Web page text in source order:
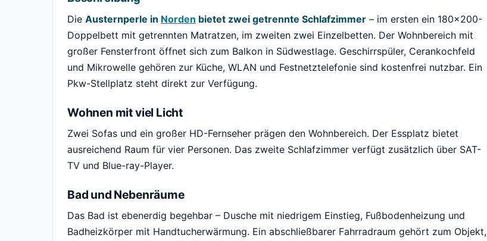
Die Austernperle in Norden bietet zwei getrennte Schlafzimmer – im ersten ein 180×200-
Doppelbett mit getrennten Matratzen, im zweiten zwei Einzelbetten. Der Wohnbereich mit
großer Fensterfront öffnet sich zum Balkon in Südwestlage. Geschirrspüler, Cerankochfeld
und Mikrowelle gehören zur Küche, WLAN und Festnetztelefonie sind kostenfrei nutzbar. Ein
Pkw-Stellplatz steht direkt zur Verfügung.
Wohnen mit viel Licht
Zwei Sofas und ein großer HD-Fernseher prägen den Wohnbereich. Der Essplatz bietet
ausreichend Raum für vier Personen. Das zweite Schlafzimmer verfügt zusätzlich über SAT-
TV und Blue-ray-Player.
Bad und Nebenräume
Das Bad ist ebenerdig begehbar – Dusche mit niedrigem Einstieg, Fußbodenheizung und
Badheizkörper mit Handtucherwärmung. Ein abschließbarer Fahrradraum gehört zum Objekt,